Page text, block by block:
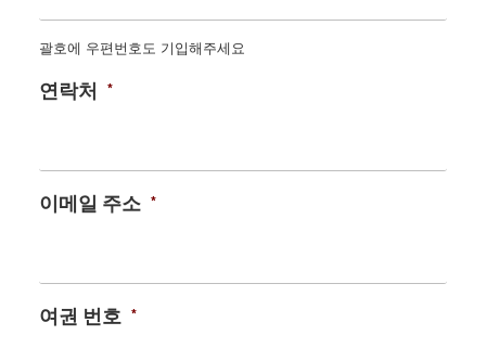
괄호에 우편번호도 기입해주세요
연락처 *
이메일 주소 *
여권 번호 *